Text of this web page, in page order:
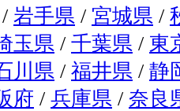
/ 岩手県 / 宮城県 /
玉県 / 千葉県 / 東
川県 / 福井県 / 静
府 / 兵庫県 / 奈良